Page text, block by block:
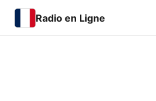
Radio en Ligne